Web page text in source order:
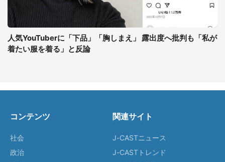
人気YouTuberに「下品」「胸しまえ」 露出度へ批判も「私が
着たい服を着る」と反論
コンテンツ
社会
政治
関連サイト
J-CASTニュース
J-CASTトレンド